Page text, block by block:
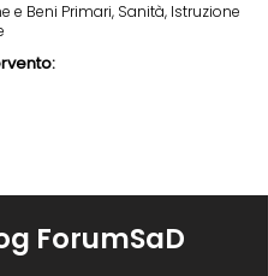
e Beni Primari, Sanità, Istruzione
ForumSaD